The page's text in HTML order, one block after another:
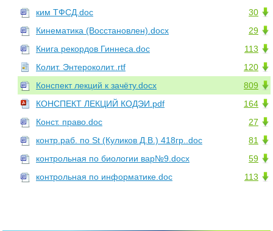
30
ким ТФСД.doc
29
Кинематика (Восстановлен).docx
113
Книга рекордов Гиннеса.doc
120
Колит. Энтероколит..rtf
809
Конспект лекций к зачёту.docx
164
КОНСПЕКТ ЛЕКЦИЙ КОДЭИ.pdf
27
Конст. право.doc
81
контр.раб. по St (Куликов Д.В.) 418гр..doc
59
контрольная по биологии вар№9.docx
113
контрольная по информатике.doc